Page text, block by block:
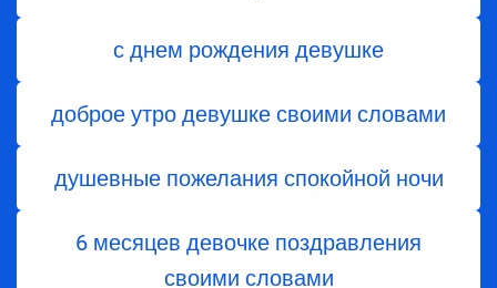
с днем рождения девушке
доброе утро девушке своими словами
душевные пожелания спокойной ночи
6 месяцев девочке поздравления
своими словами